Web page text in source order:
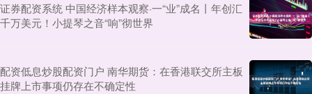
证券配资系统 中国经济样本观察·一“业”成名丨年创汇
千万美元！小提琴之音“响”彻世界
配资低息炒股配资门户 南华期货：在香港联交所主板
挂牌上市事项仍存在不确定性